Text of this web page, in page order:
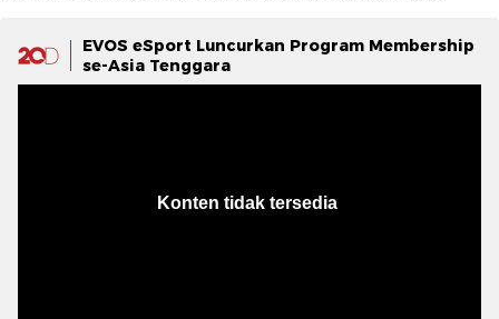
EVOS eSport Luncurkan Program Membership
se-Asia Tenggara